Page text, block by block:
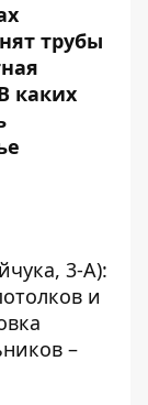
трубы
каких
3-А):
и
–